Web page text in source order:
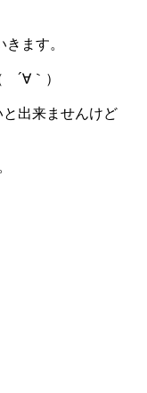
ます。
´∀｀）
出来ませんけど